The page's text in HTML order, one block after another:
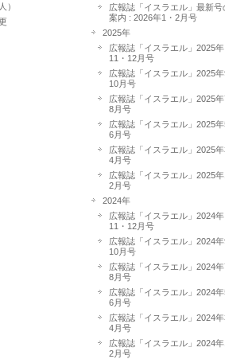
）
広報誌「イスラエル」最新号
案内 : 2026年1・2月号
2025年
広報誌「イスラエル」2025年
11・12月号
広報誌「イスラエル」2025年
10月号
広報誌「イスラエル」2025年
8月号
広報誌「イスラエル」2025年
6月号
広報誌「イスラエル」2025年
4月号
広報誌「イスラエル」2025年
2月号
2024年
広報誌「イスラエル」2024年
11・12月号
広報誌「イスラエル」2024年
10月号
広報誌「イスラエル」2024年
8月号
広報誌「イスラエル」2024年
6月号
広報誌「イスラエル」2024年
4月号
広報誌「イスラエル」2024年
2月号